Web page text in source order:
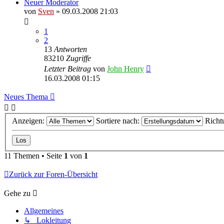
Neuer Moderator
von Sven » 09.03.2008 21:03
1
2
13 Antworten
83210 Zugriffe
Letzter Beitrag von John Henry
16.03.2008 01:15
Neues Thema
Anzeigen: Sortiere nach:
11 Themen • Seite 1 von 1
Zurück zur Foren-Übersicht
Gehe zu
Allgemeines
↳ Lokleitung